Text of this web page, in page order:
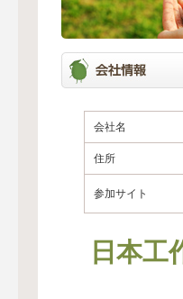
会社名
住所
参加サイト
日本工